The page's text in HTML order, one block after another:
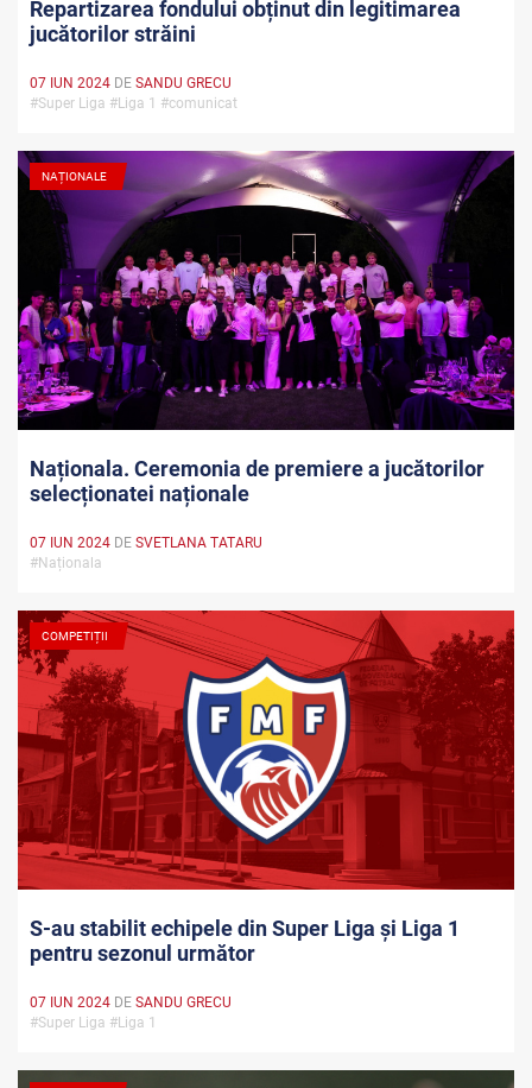
Repartizarea fondului obținut din legitimarea
jucătorilor străini
07 IUN 2024 DE SANDU GRECU
#Super Liga #Liga 1 #comunicat
NAȚIONALE
Naționala. Ceremonia de premiere a jucătorilor
selecționatei naționale
07 IUN 2024 DE SVETLANA TATARU
#Naționala
COMPETIȚII
S-au stabilit echipele din Super Liga și Liga 1
pentru sezonul următor
07 IUN 2024 DE SANDU GRECU
#Super Liga #Liga 1